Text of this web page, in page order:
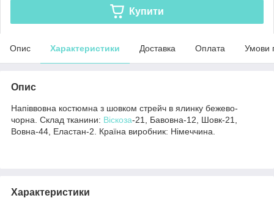
Купити
Опис Характеристики Доставка Оплата Умови
Опис
Напіввовна костюмна з шовком стрейч в ялинку бежево-
чорна. Склад тканини: Віскоза-21, Бавовна-12, Шовк-21,
Вовна-44, Еластан-2. Країна виробник: Німеччина.
Характеристики